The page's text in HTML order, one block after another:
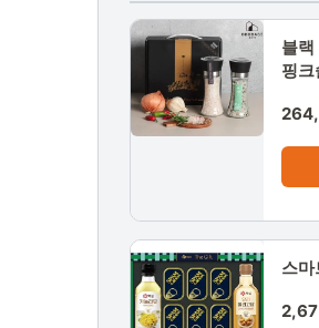
블
핑
스